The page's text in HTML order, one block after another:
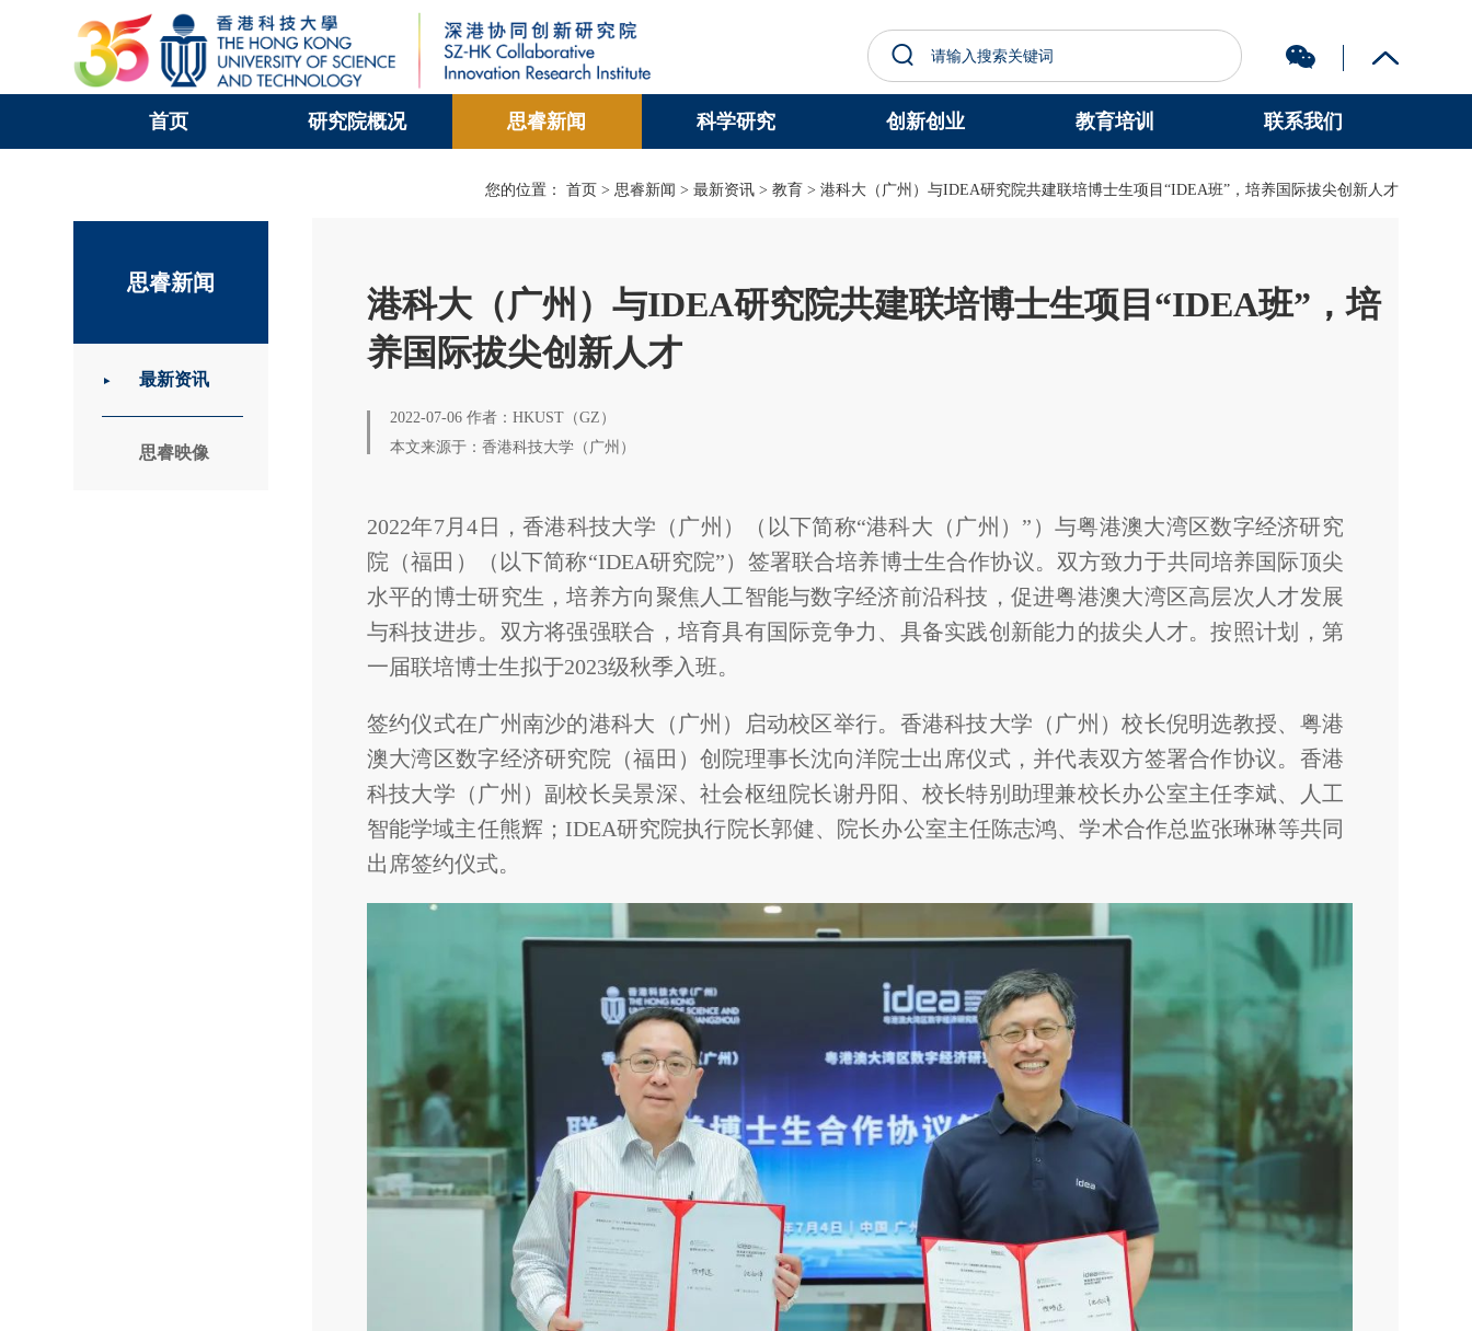
科大新闻 学术部门索引 生活@科大
工作@科大 教授简录 认识科大
首页 研究院概况 思睿新闻 科学研究 创新创业 教育培训 联系我们
思睿新闻
最新资讯
思睿映像
您的位置： 首页 > 思睿新闻 > 最新资讯> 教育 > 港科大（广州）与IDEA研究院共建联培博士生项目“IDEA班”，培养国际拔尖创新人才
港科大（广州）与IDEA研究院共建联培博士生项目“IDEA班”，培
养国际拔尖创新人才
2022-07-06 作者：HKUST（GZ）
本文来源于：香港科技大学（广州）
2022年7月4日，香港科技大学（广州）（以下简称“港科大（广州）”）与粤港澳大湾区数字经济研究
院（福田）（以下简称“IDEA研究院”）签署联合培养博士生合作协议。双方致力于共同培养国际顶尖
水平的博士研究生，培养方向聚焦人工智能与数字经济前沿科技，促进粤港澳大湾区高层次人才发展
与科技进步。双方将强强联合，培育具有国际竞争力、具备实践创新能力的拔尖人才。按照计划，第
一届联培博士生拟于2023级秋季入班。
签约仪式在广州南沙的港科大（广州）启动校区举行。香港科技大学（广州）校长倪明选教授、粤港
澳大湾区数字经济研究院（福田）创院理事长沈向洋院士出席仪式，并代表双方签署合作协议。香港
科技大学（广州）副校长吴景深、社会枢纽院长谢丹阳、校长特别助理兼校长办公室主任李斌、人工
智能学域主任熊辉；IDEA研究院执行院长郭健、院长办公室主任陈志鸿、学术合作总监张琳琳等共同
出席签约仪式。